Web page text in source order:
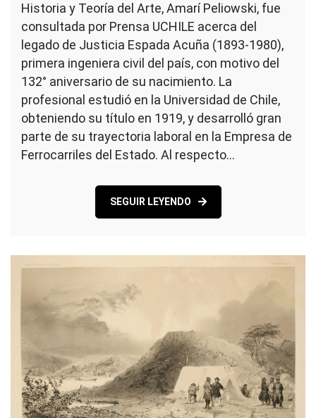
Historia y Teoría del Arte, Amarí Peliowski, fue
consultada por Prensa UCHILE acerca del
legado de Justicia Espada Acuña (1893-1980),
primera ingeniera civil del país, con motivo del
132° aniversario de su nacimiento. La
profesional estudió en la Universidad de Chile,
obteniendo su título en 1919, y desarrolló gran
parte de su trayectoria laboral en la Empresa de
Ferrocarriles del Estado. Al respecto…
SEGUIR LEYENDO